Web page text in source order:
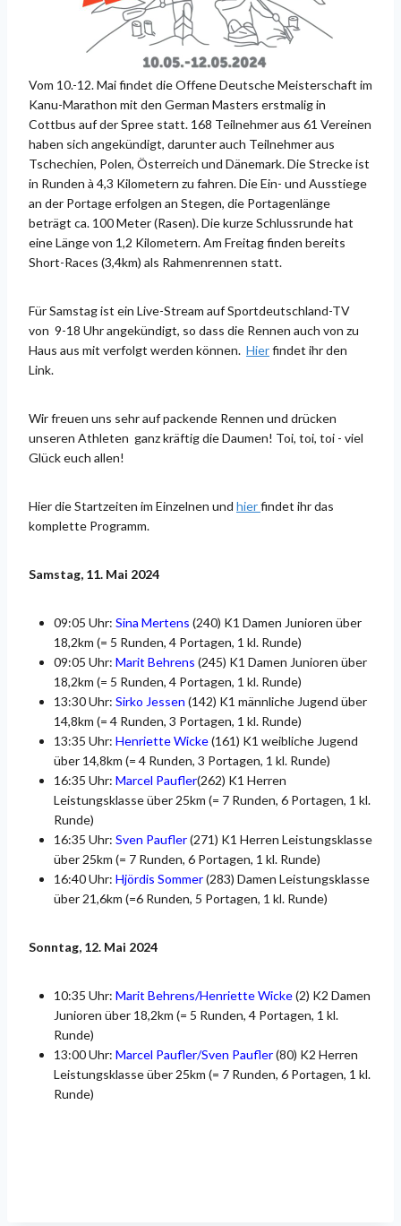
Vom 10.-12. Mai findet die Offene Deutsche Meisterschaft im
Kanu-Marathon mit den German Masters erstmalig in
Cottbus auf der Spree statt. 168 Teilnehmer aus 61 Vereinen
haben sich angekündigt, darunter auch Teilnehmer aus
Tschechien, Polen, Österreich und Dänemark. Die Strecke ist
in Runden à 4,3 Kilometern zu fahren. Die Ein- und Ausstiege
an der Portage erfolgen an Stegen, die Portagenlänge
beträgt ca. 100 Meter (Rasen). Die kurze Schlussrunde hat
eine Länge von 1,2 Kilometern. Am Freitag finden bereits
Short-Races (3,4km) als Rahmenrennen statt.
Für Samstag ist ein Live-Stream auf Sportdeutschland-TV
von 9-18 Uhr angekündigt, so dass die Rennen auch von zu
Haus aus mit verfolgt werden können. Hierfindet ihr den
Link.
Wir freuen uns sehr auf packende Rennen und drücken
unseren Athleten ganz kräftig die Daumen! Toi, toi, toi - viel
Glück euch allen!
Hier die Startzeiten im Einzelnen und hierfindet ihr das
komplette Programm.
Samstag, 11. Mai 2024
09:05 Uhr: Sina Mertens (240) K1 Damen Junioren über
18,2km (= 5 Runden, 4 Portagen, 1 kl. Runde)
09:05 Uhr: Marit Behrens (245) K1 Damen Junioren über
18,2km (= 5 Runden, 4 Portagen, 1 kl. Runde)
13:30 Uhr: Sirko Jessen (142) K1 männliche Jugend über
14,8km (= 4 Runden, 3 Portagen, 1 kl. Runde)
13:35 Uhr: Henriette Wicke(161) K1 weibliche Jugend
über 14,8km (= 4 Runden, 3 Portagen, 1 kl. Runde)
16:35 Uhr: Marcel Paufler(262) K1 Herren
Leistungsklasse über 25km (= 7 Runden, 6 Portagen, 1 kl.
Runde)
16:35 Uhr: Sven Paufler(271) K1 Herren Leistungsklasse
über 25km (= 7 Runden, 6 Portagen, 1 kl. Runde)
16:40 Uhr: Hjördis Sommer(283) Damen Leistungsklasse
über 21,6km (=6 Runden, 5 Portagen, 1 kl. Runde)
Sonntag, 12. Mai 2024
10:35 Uhr: Marit Behrens/Henriette Wicke(2) K2 Damen
Junioren über 18,2km (= 5 Runden, 4 Portagen, 1 kl.
Runde)
13:00 Uhr: Marcel Paufler/Sven Paufler(80) K2 Herren
Leistungsklasse über 25km (= 7 Runden, 6 Portagen, 1 kl.
Runde)